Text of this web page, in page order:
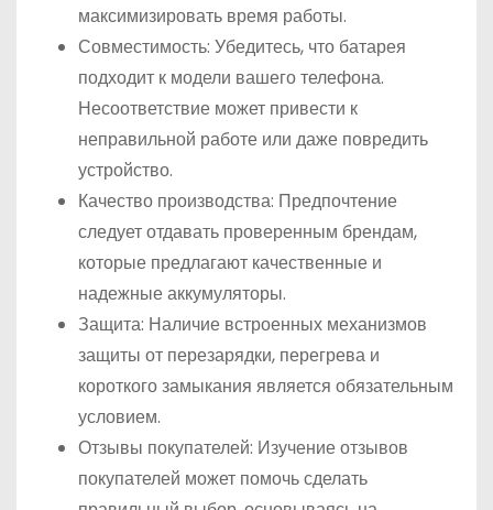
максимизировать время работы.
Совместимость: Убедитесь, что батарея
подходит к модели вашего телефона.
Несоответствие может привести к
неправильной работе или даже повредить
устройство.
Качество производства: Предпочтение
следует отдавать проверенным брендам,
которые предлагают качественные и
надежные аккумуляторы.
Защита: Наличие встроенных механизмов
защиты от перезарядки, перегрева и
короткого замыкания является обязательным
условием.
Отзывы покупателей: Изучение отзывов
покупателей может помочь сделать